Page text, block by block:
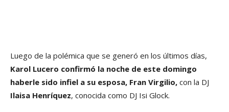
Luego de la polémica que se generó en los últimos días,
Karol Lucero confirmó la noche de este domingo
haberle sido infiel a su esposa, Fran Virgilio, con la DJ
Ilaisa Henríquez, conocida como DJ Isi Glock.